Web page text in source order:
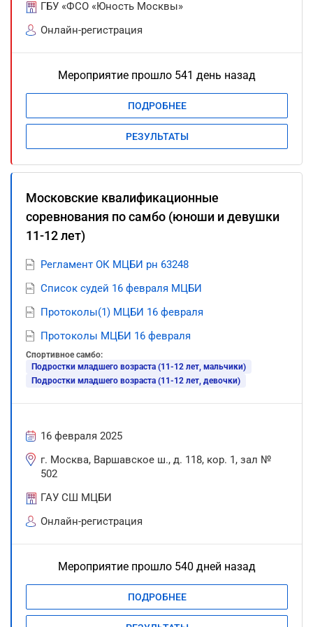
ГБУ «ФСО «Юность Москвы»
Онлайн-регистрация
Мероприятие прошло 541 день назад
ПОДРОБНЕЕ
РЕЗУЛЬТАТЫ
Московские квалификационные
соревнования по самбо (юноши и девушки
11-12 лет)
Регламент ОК МЦБИ рн 63248
Список судей 16 февраля МЦБИ
Протоколы(1) МЦБИ 16 февраля
Протоколы МЦБИ 16 февраля
Спортивное самбо:
Подростки младшего возраста (11-12 лет, мальчики)
Подростки младшего возраста (11-12 лет, девочки)
16 февраля 2025
г. Москва, Варшавское ш., д. 118, кор. 1, зал №
502
ГАУ СШ МЦБИ
Онлайн-регистрация
Мероприятие прошло 540 дней назад
ПОДРОБНЕЕ